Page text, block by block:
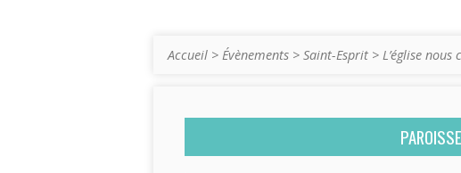
Accueil > Évènements > Saint-Esprit > L’église